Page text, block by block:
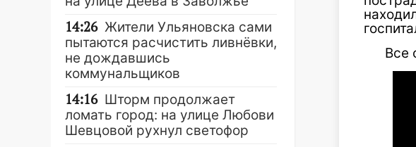
Все
14:26 Жители Ульяновска сами
пытаются расчистить ливнёвки,
не дождавшись
коммунальщиков
14:16 Шторм продолжает
ломать город: на улице Любови
Шевцовой рухнул светофор